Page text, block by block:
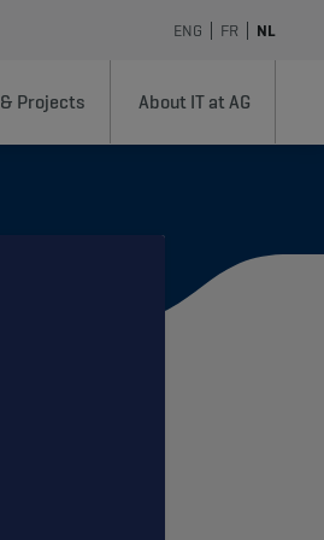
ENG FR NL
Projects About IT at AG